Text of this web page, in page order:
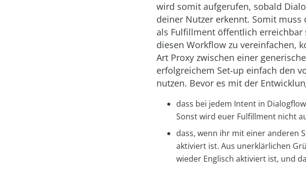
wird somit aufgerufen, sobald
deiner Nutzer erkennt. Somit
als Fulfillment öffentlich
diesen Workflow zu vereinfachen,
Art Proxy zwischen einer
erfolgreichem Set-up einfach den
nutzen. Bevor es mit der
dass bei jedem Intent in
Sonst wird euer Fulfillment nicht
dass, wenn ihr mit einer anderen
aktiviert ist. Aus unerklärlichen
wieder Englisch aktiviert ist, und